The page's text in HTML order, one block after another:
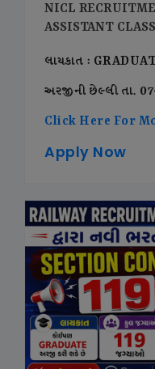
NICL
ASSISTANT
લાયકાત :
અરજીની છેલ્લી તા.
Click Here For
Apply Now